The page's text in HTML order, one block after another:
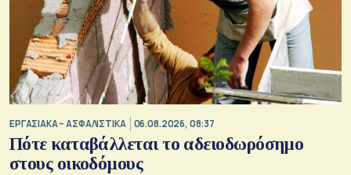
ΕΡΓΑΣΙΑΚΑ – ΑΣΦΑΛΙΣΤΙΚΑ 06.08.2026, 08:37
Πότε καταβάλλεται το αδειοδωρόσημο
στους οικοδόμους